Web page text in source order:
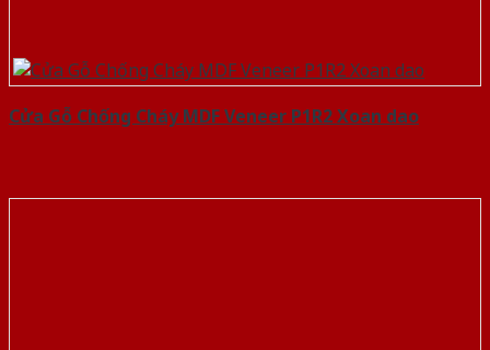
Cửa Gỗ Chống Cháy MDF Veneer P1R2 Xoan dao